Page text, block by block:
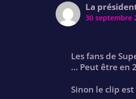
La
30 septembre
Les fans de
… Peut être en
Sinon le clip